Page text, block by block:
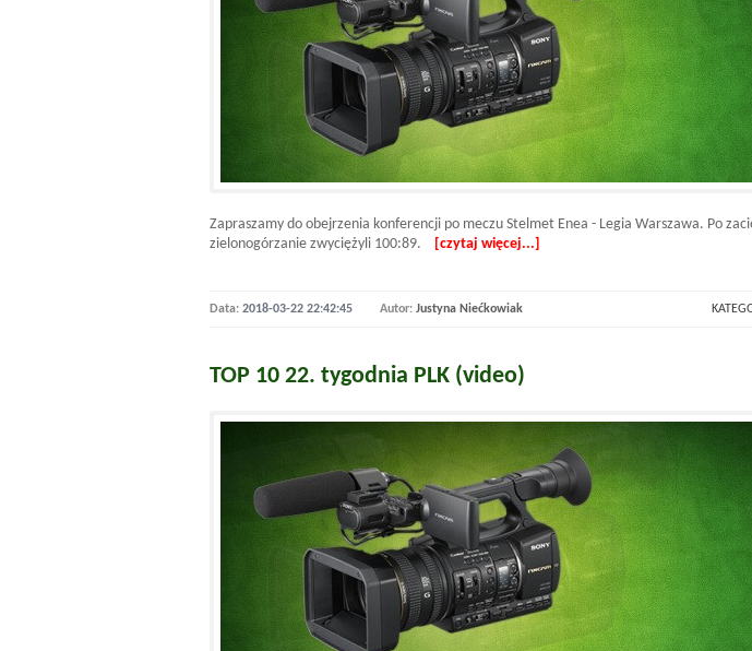
Zapraszamy do obejrzenia konferencji po meczu Stelmet Enea - Legia Warszawa. Po
zielonogórzanie zwyciężyli 100:89.
[czytaj więcej...]
Data: 2018-03-22 22:42:45 Autor: Justyna Niećkowiak
TOP 10 22. tygodnia PLK (video)